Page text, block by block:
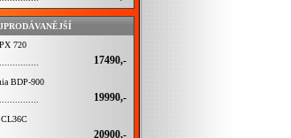
720
17490,-
BDP-900
19990,-
20900,-